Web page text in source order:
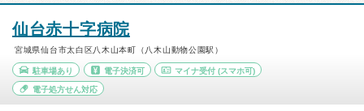
仙台赤十字病院
宮城県仙台市太白区八木山本町（八木山動物公園駅）
駐車場あり 電子決済可 マイナ受付 (スマホ可)
電子処方せん対応